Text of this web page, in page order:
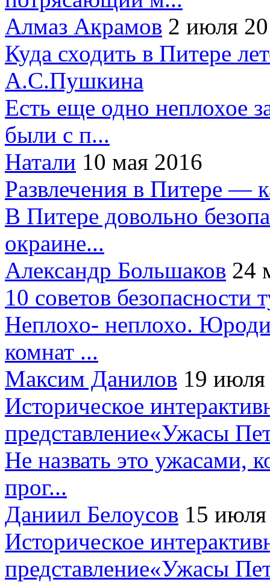
Алмаз Акрамов 2 июля
Куда сходить в Питере
А.С.Пушкина
Есть еще одно неплохое
были с п...
Натали 10 мая 2016
Развлечения в Питере —
В Питере довольно
окраине...
Александр Большаков 24
10 советов безопасности
Неплохо- неплохо.
комнат ...
Максим Данилов 19
Историческое
представление«Ужасы
Не назвать это ужасами,
прог...
Даниил Белоусов 15
Историческое
представление«Ужасы